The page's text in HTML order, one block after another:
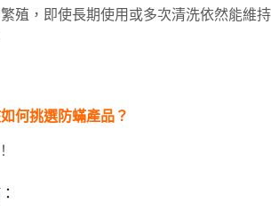
殖，即使長期使用或多次清洗依然能維持
何挑選防蟎產品？